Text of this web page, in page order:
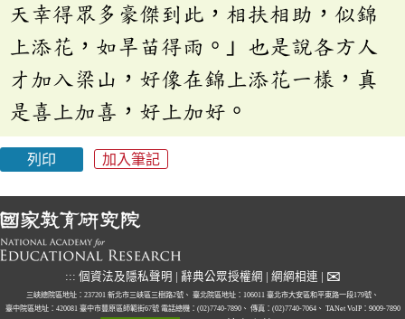
天幸得眾多豪傑到此，相扶相助，似錦
上添花，如旱苗得雨。」也是說各方人
才加入梁山，好像在錦上添花一樣，真
是喜上加喜，好上加好。
列印 加入筆記
::: 個資法及隱私聲明 辭典公眾授權網 網網相連 ✉
三峽總院區地址：237201 新北市三峽區三樹路2號、 臺北院區地址：106011 臺北市大安區和平東路一段179號、
臺中院區地址：420081 臺中市豐原區師範街67號 電話總機：(02)7740-7890、 傳真：(02)7740-7064、 TANet VoIP：9009-7890